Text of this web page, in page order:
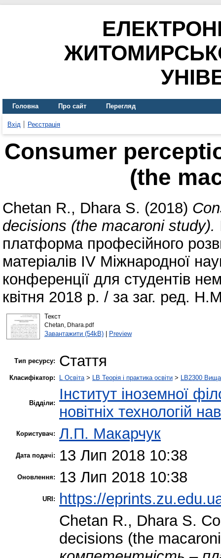
Головна Про сайт Перегляд
Вхід Реєстрація
Consumer
(the
Chetan R., Dhara S. (2018)
decisions (the macaroni study).
платформа професійного
матеріалів ІV Міжнародної
конференції для студентів
квітня 2018 р. / за заг. ред.
Текст
Chetan, Dhara.pdf
Завантажити (54kB)| Preview
Тип ресурсу: Стаття
Класифікатор: L Освіта> LB Теорія і практика освіти > LB2300 Вища
Відділи:
Інститут іноземної
новітніх технологій
Користувач: Л.П. Макарчук
Дата подачі: 13 Лип 2018 10:38
Оновлення: 13 Лип 2018 10:38
URI: https://
Chetan R., Dhara S.
decisions (the